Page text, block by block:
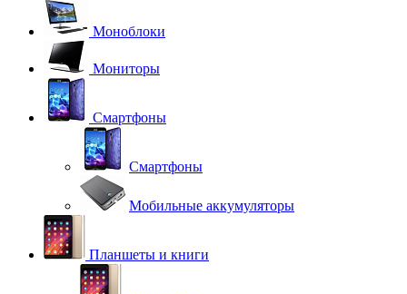
Моноблоки
Мониторы
Смартфоны
Смартфоны
Мобильные аккумуляторы
Планшеты и книги